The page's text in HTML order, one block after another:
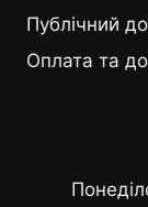
Публічний
Оплата та